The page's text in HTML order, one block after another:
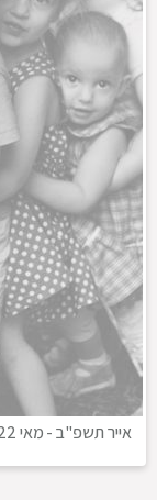
אייר תשפ"ב-מאי 2022